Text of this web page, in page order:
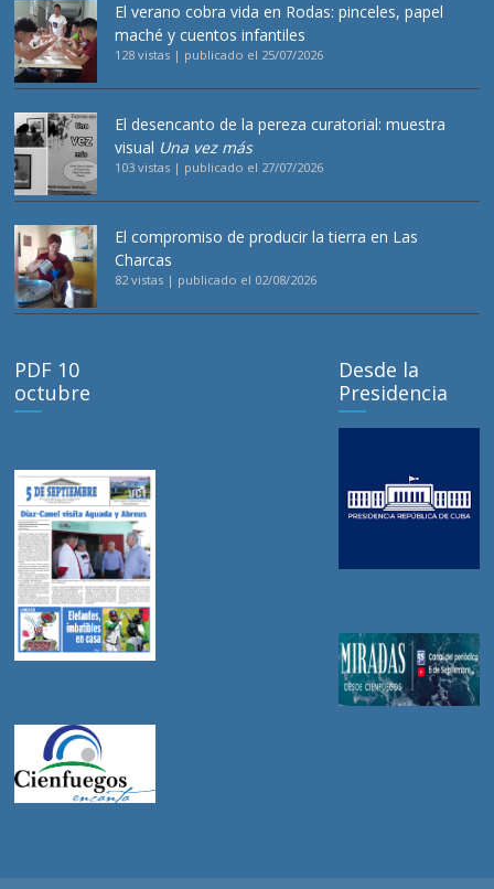
El verano cobra vida en Rodas: pinceles, papel
maché y cuentos infantiles
128 vistas | publicado el 25/07/2026
El desencanto de la pereza curatorial: muestra
visual Una vez más
103 vistas | publicado el 27/07/2026
El compromiso de producir la tierra en Las
Charcas
82 vistas | publicado el 02/08/2026
PDF 10
octubre
Desde la
Presidencia